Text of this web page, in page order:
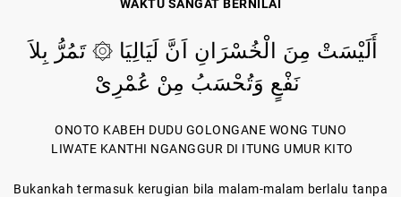
WAKTU SANGAT BERNILAI
نَفْعٍ وَتُحْسَبُ مِنْ عُمْرِىْ
ONOTO KABEH DUDU GOLONGANE WONG TUNO
LIWATE KANTHI NGANGGUR DI ITUNG UMUR KITO
Bukankah termasuk kerugian bila malam-malam berlalu tanpa